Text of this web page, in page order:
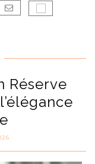
Réserve